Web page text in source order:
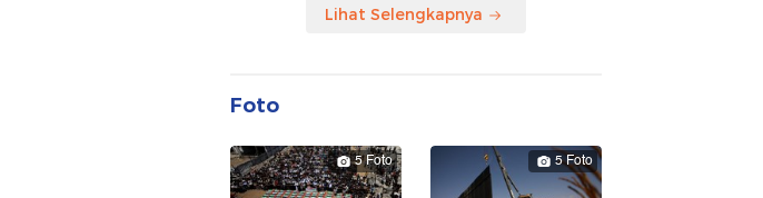
Lihat Selengkapnya
Foto
5 Foto 5 Foto